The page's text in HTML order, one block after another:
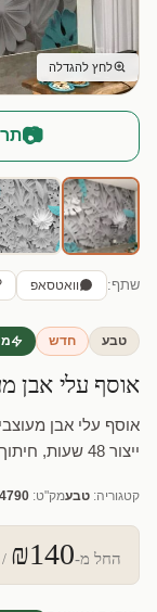
לחץ להגדלה
📷
שתף: וואטסאפ
טבע חדש
אוסף עלי אבן
אוסף עלי אבן
ייצור 48 שעות, חיתוך לפי מידה.
קטגוריה: טבעמק"ט: 4790
החל מ-₪140